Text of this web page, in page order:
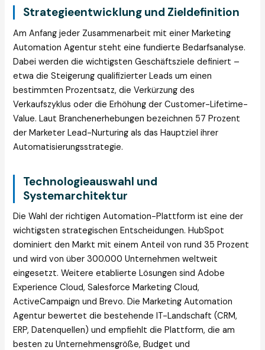
Strategieentwicklung und Zieldefinition
Am Anfang jeder Zusammenarbeit mit einer Marketing
Automation Agentur steht eine fundierte Bedarfsanalyse.
Dabei werden die wichtigsten Geschäftsziele definiert –
etwa die Steigerung qualifizierter Leads um einen
bestimmten Prozentsatz, die Verkürzung des
Verkaufszyklus oder die Erhöhung der Customer-Lifetime-
Value. Laut Branchenerhebungen bezeichnen 57 Prozent
der Marketer Lead-Nurturing als das Hauptziel ihrer
Automatisierungsstrategie.
Technologieauswahl und
Systemarchitektur
Die Wahl der richtigen Automation-Plattform ist eine der
wichtigsten strategischen Entscheidungen. HubSpot
dominiert den Markt mit einem Anteil von rund 35 Prozent
und wird von über 300.000 Unternehmen weltweit
eingesetzt. Weitere etablierte Lösungen sind Adobe
Experience Cloud, Salesforce Marketing Cloud,
ActiveCampaign und Brevo. Die Marketing Automation
Agentur bewertet die bestehende IT-Landschaft (CRM,
ERP, Datenquellen) und empfiehlt die Plattform, die am
besten zu Unternehmensgröße, Budget und